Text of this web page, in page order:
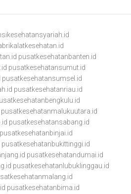
pusatkesehatanbanten.id
pusatkesehatansumut.id
pusatkesehatansumsel.id
pusatkesehatanriau.id
pusatkesehatanmalukuutara.id
pusatkesehatansabang.id
pusatkesehatanbinjai.id
pusatkesehatanbukittinggi.id
pusatkesehatandumai.id
pusatkesehatanlubuklinggau.id
pusatkesehatanbima.id